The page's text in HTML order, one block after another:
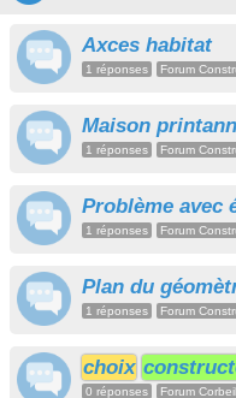
Axces habitat
1 réponses Forum
Maison
1 réponses Forum
Problème avec
1 réponses Forum
Plan du
1 réponses Forum
choix
0 réponses Forum